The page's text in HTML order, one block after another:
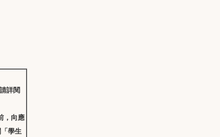
詳閱
，向應
學生